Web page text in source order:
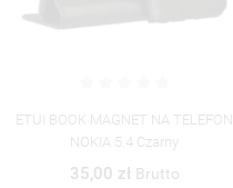
ETUI BOOK MAGNET NA TELEFON
NOKIA 5.4 Czarny
35,00 zł Brutto